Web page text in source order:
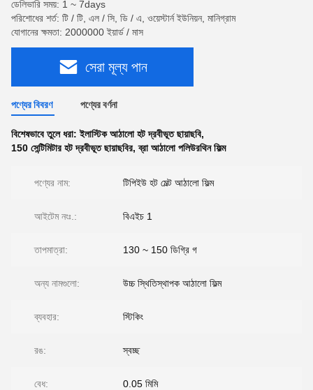
ডেলিভারি সময়: 1 ~ 7days
পরিশোধের শর্ত: টি / টি, এল / সি, ডি / এ, ওয়েস্টার্ন ইউনিয়ন, মানিগ্রাম
যোগানের ক্ষমতা: 2000000 ইয়ার্ড / মাস
সেরা মূল্য পান
পণ্যের বিবরণ পণ্যের বর্ণনা
বিশেষভাবে তুলে ধরা:ইলাস্টিক আঠালো হট দ্রবীভূত ছায়াছবি,
150 সেন্টিমিটার হট দ্রবীভূত ছায়াছবির,ব্রা আঠালো পলিউরথিন ফিল্ম
পণ্যের নাম: টিপিইউ হট মেল্ট আঠালো ফিল্ম
আইটেম নংঃ.: বিএইচ 1
তাপমাত্রা: 130 ~ 150 ডিগ্রি গ
অন্য নামগুলো: উচ্চ স্থিতিস্থাপক আঠালো ফিল্ম
ব্যবহার: স্টিকিং
রঙ: স্বচ্ছ
বেধ: 0.05 মিমি